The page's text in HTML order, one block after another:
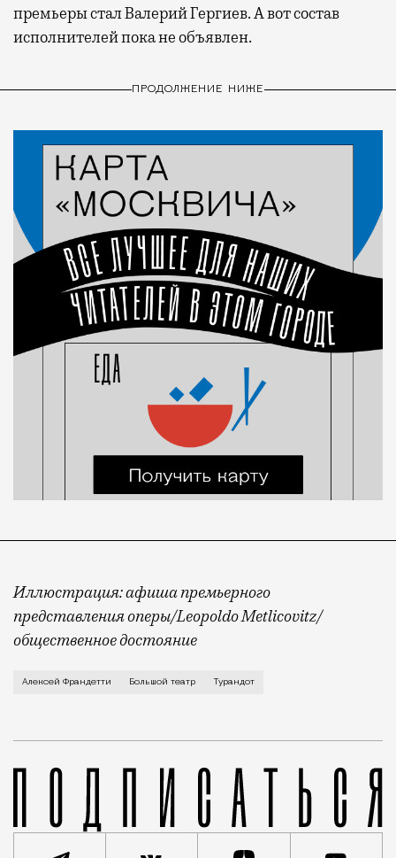
премьеры стал Валерий Гергиев. А вот состав
исполнителей пока не объявлен.
ПРОДОЛЖЕНИЕ НИЖЕ
Иллюстрация: афиша премьерного
представления оперы/Leopoldo Metlicovitz/
общественное достояние
Мировая премьера «Турандот» в миланском
Алексей Франдетти Большой театр Турандот